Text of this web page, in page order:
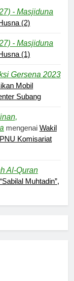
- Masjiduna
(2)
- Masjiduna
(1)
Gersena 2023
Mobil
Subang
mengenai Wakil
Komisariat
Al-Quran
“Sabilal Muhtadin”,